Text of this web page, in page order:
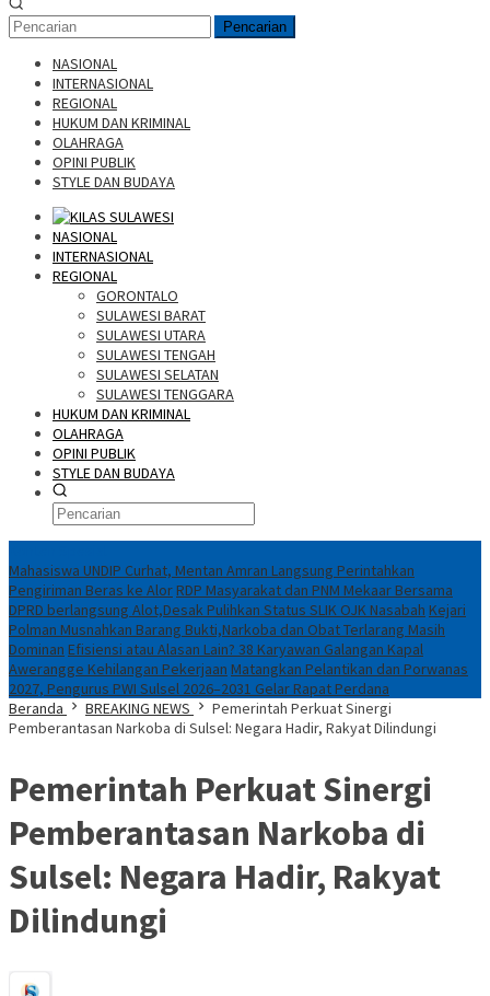
Pencarian
NASIONAL
INTERNASIONAL
REGIONAL
HUKUM DAN KRIMINAL
OLAHRAGA
OPINI PUBLIK
STYLE DAN BUDAYA
NASIONAL
INTERNASIONAL
REGIONAL
GORONTALO
SULAWESI BARAT
SULAWESI UTARA
SULAWESI TENGAH
SULAWESI SELATAN
SULAWESI TENGGARA
HUKUM DAN KRIMINAL
OLAHRAGA
OPINI PUBLIK
STYLE DAN BUDAYA
Mahasiswa UNDIP Curhat, Mentan Amran Langsung Perintahkan
Pengiriman Beras ke AlorRDP Masyarakat dan PNM Mekaar Bersama
DPRD berlangsung Alot,Desak Pulihkan Status SLIK OJK Nasabah Kejari
Polman Musnahkan Barang Bukti,Narkoba dan Obat Terlarang Masih
Dominan Efisiensi atau Alasan Lain? 38 Karyawan Galangan Kapal
Awerangge Kehilangan Pekerjaan Matangkan Pelantikan dan Porwanas
2027, Pengurus PWI Sulsel 2026–2031 Gelar Rapat Perdana
Beranda
BREAKING NEWS
Pemerintah Perkuat Sinergi
Pemberantasan Narkoba di Sulsel: Negara Hadir, Rakyat Dilindungi
Pemerintah Perkuat Sinergi
Pemberantasan Narkoba di
Sulsel: Negara Hadir, Rakyat
Dilindungi